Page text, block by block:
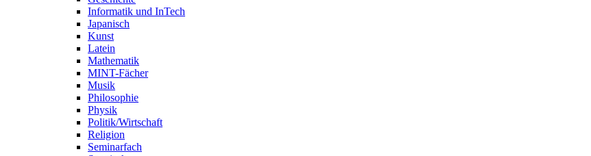
Informatik und InTech
Japanisch
Kunst
Latein
Mathematik
MINT-Fächer
Musik
Philosophie
Physik
Politik/Wirtschaft
Religion
Seminarfach